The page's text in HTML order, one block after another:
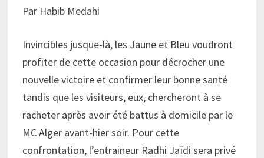
Par Habib Medahi
Invincibles jusque-là, les Jaune et Bleu voudront
profiter de cette occasion pour décrocher une
nouvelle victoire et confirmer leur bonne santé
tandis que les visiteurs, eux, chercheront à se
racheter après avoir été battus à domicile par le
MC Alger avant-hier soir. Pour cette
confrontation, l’entraineur Radhi Jaïdi sera privé